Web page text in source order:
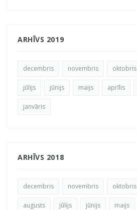
ARHĪVS 2019
decembris novembris oktobris
jūlijs jūnijs maijs aprīlis
janvāris
ARHĪVS 2018
decembris novembris oktobris
augusts jūlijs jūnijs maijs